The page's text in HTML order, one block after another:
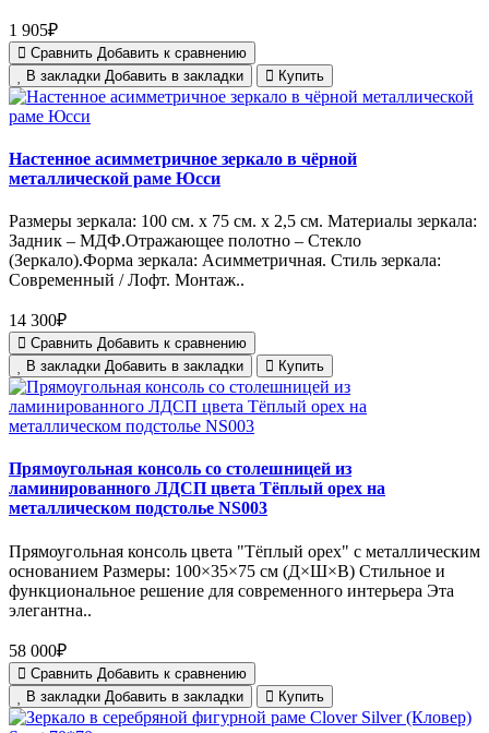
1 905₽
Сравнить Добавить к сравнению
В закладки Добавить в закладки Купить
Настенное асимметричное зеркало в чёрной
металлической раме Юсси
Размеры зеркала: 100 см. х 75 см. х 2,5 см. Материалы зеркала:
Задник – МДФ.Отражающее полотно – Стекло
(Зеркало).Форма зеркала: Асимметричная. Стиль зеркала:
Современный / Лофт. Монтаж..
14 300₽
Сравнить Добавить к сравнению
В закладки Добавить в закладки Купить
Прямоугольная консоль со столешницей из
ламинированного ЛДСП цвета Тёплый орех на
металлическом подстолье NS003
Прямоугольная консоль цвета "Тёплый орех" с металлическим
основанием Размеры: 100×35×75 см (Д×Ш×В) Стильное и
функциональное решение для современного интерьера Эта
элегантна..
58 000₽
Сравнить Добавить к сравнению
В закладки Добавить в закладки Купить